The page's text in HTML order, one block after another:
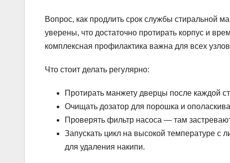
Вопрос, как продлить срок службы стиральной
уверены, что достаточно протирать корпус и
комплексная профилактика важна для всех
Что стоит делать регулярно:
Протирать манжету дверцы после каждой
Очищать дозатор для порошка и
Проверять фильтр насоса — там
Запускать цикл на высокой температуре с
для удаления накипи.